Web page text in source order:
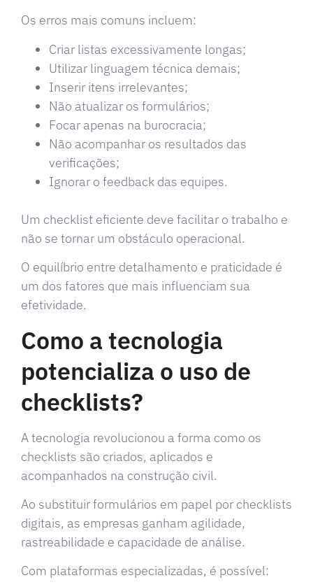
Os erros mais comuns incluem:
Criar listas excessivamente longas;
Utilizar linguagem técnica demais;
Inserir itens irrelevantes;
Não atualizar os formulários;
Focar apenas na burocracia;
Não acompanhar os resultados das
verificações;
Ignorar o feedback das equipes.
Um checklist eficiente deve facilitar o trabalho e
não se tornar um obstáculo operacional.
O equilíbrio entre detalhamento e praticidade é
um dos fatores que mais influenciam sua
efetividade.
Como a tecnologia
potencializa o uso de
checklists?
A tecnologia revolucionou a forma como os
checklists são criados, aplicados e
acompanhados na construção civil.
Ao substituir formulários em papel por checklists
digitais, as empresas ganham agilidade,
rastreabilidade e capacidade de análise.
Com plataformas especializadas, é possível: